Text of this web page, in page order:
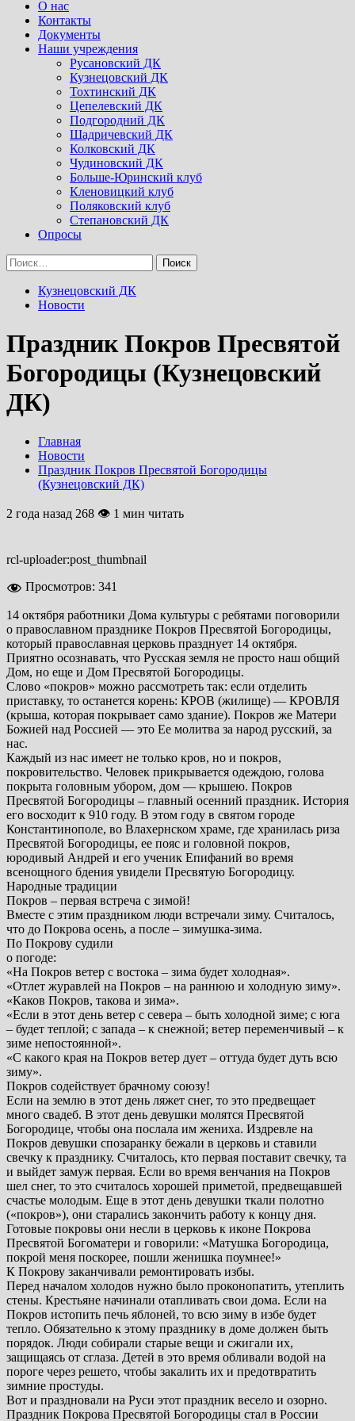
Menu
О нас
Контакты
Документы
Наши учреждения
Русановский ДК
Кузнецовский ДК
Тохтинский ДК
Цепелевский ДК
Подгородний ДК
Шадричевский ДК
Колковский ДК
Чудиновский ДК
Больше-Юринский клуб
Кленовицкий клуб
Поляковский клуб
Степановский ДК
Опросы
Найти:
Кузнецовский ДК
Новости
Праздник Покров Пресвятой
Богородицы (Кузнецовский
ДК)
Главная
Новости
Праздник Покров Пресвятой Богородицы
(Кузнецовский ДК)
2 года назад 268 👁 1 мин читать
rcl-uploader:post_thumbnail
Просмотров: 341
14 октября работники Дома культуры с ребятами поговорили
о православном празднике Покров Пресвятой Богородицы,
который православная церковь празднует 14 октября.
Приятно осознавать, что Русская земля не просто наш общий
Дом, но еще и Дом Пресвятой Богородицы.
Слово «покров» можно рассмотреть так: если отделить
приставку, то останется корень: КРОВ (жилище) — КРОВЛЯ
(крыша, которая покрывает само здание). Покров же Матери
Божией над Россией — это Ее молитва за народ русский, за
нас.
Каждый из нас имеет не только кров, но и покров,
покровительство. Человек прикрывается одеждою, голова
покрыта головным убором, дом — крышею. Покров
Пресвятой Богородицы – главный осенний праздник. История
его восходит к 910 году. В этом году в святом городе
Константинополе, во Влахернском храме, где хранилась риза
Пресвятой Богородицы, ее пояс и головной покров,
юродивый Андрей и его ученик Епифаний во время
всенощного бдения увидели Пресвятую Богородицу.
Народные традиции
Покров – первая встреча с зимой!
Вместе с этим праздником люди встречали зиму. Считалось,
что до Покрова осень, а после – зимушка-зима.
По Покрову судили
о погоде:
«На Покров ветер с востока – зима будет холодная».
«Отлет журавлей на Покров – на раннюю и холодную зиму».
«Каков Покров, такова и зима».
«Если в этот день ветер с севера – быть холодной зиме; с юга
– будет теплой; с запада – к снежной; ветер переменчивый – к
зиме непостоянной».
«С какого края на Покров ветер дует – оттуда будет дуть всю
зиму».
Покров содействует брачному союзу!
Если на землю в этот день ляжет снег, то это предвещает
много свадеб. В этот день девушки молятся Пресвятой
Богородице, чтобы она послала им жениха. Издревле на
Покров девушки спозаранку бежали в церковь и ставили
свечку к празднику. Считалось, кто первая поставит свечку, та
и выйдет замуж первая. Если во время венчания на Покров
шел снег, то это считалось хорошей приметой, предвещавшей
счастье молодым. Еще в этот день девушки ткали полотно
(«покров»), они старались закончить работу к концу дня.
Готовые покровы они несли в церковь к иконе Покрова
Пресвятой Богоматери и говорили: «Матушка Богородица,
покрой меня поскорее, пошли женишка поумнее!»
К Покрову заканчивали ремонтировать избы.
Перед началом холодов нужно было проконопатить, утеплить
стены. Крестьяне начинали отапливать свои дома. Если на
Покров истопить печь яблоней, то всю зиму в избе будет
тепло. Обязательно к этому празднику в доме должен быть
порядок. Люди собирали старые вещи и сжигали их,
защищаясь от сглаза. Детей в это время обливали водой на
пороге через решето, чтобы закалить их и предотвратить
зимние простуды.
Вот и праздновали на Руси этот праздник весело и озорно.
Праздник Покрова Пресвятой Богородицы стал в России